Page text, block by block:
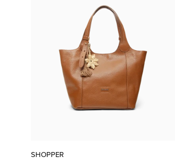
SHOPPER